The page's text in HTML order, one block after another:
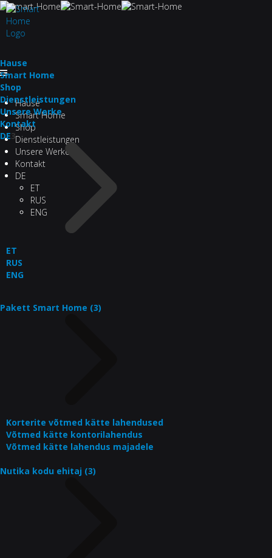
Hau­se
Smart Home
Shop
Dienstleistungen
Unsere Werke
Kontakt
DE
ET
RUS
ENG
Hau­se
Smart Home
Shop
Dienstleistungen
Unsere Werke
Kontakt
DE3
ET
RUS
ENG
Pakett Smart Home (3)
Korterite võtmed kätte lahendused
Võtmed kätte kontorilahendus
Võtmed kätte lahendus majadele
Nutika kodu ehitaj (3)